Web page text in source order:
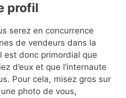
profil
serez en concurrence
de vendeurs dans la
est donc primordial que
d’eux et que l’internaute
Pour cela, misez gros sur
photo de vous,